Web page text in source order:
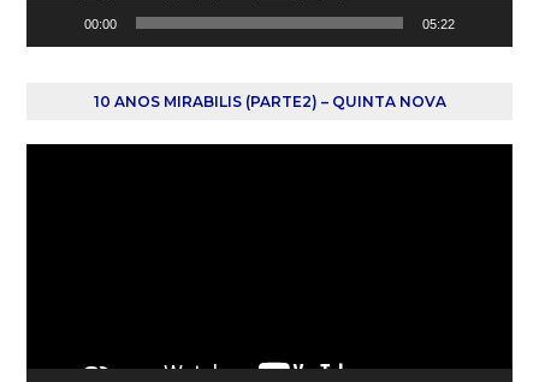
00:00 05:22
10 ANOS MIRABILIS (PARTE2) – QUINTA NOVA